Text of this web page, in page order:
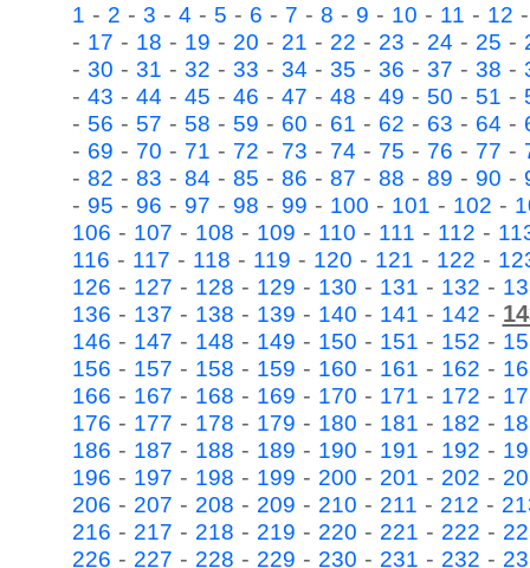
1 - 2 - 3 - 4 - 5 - 6 - 7 - 8 - 9 - 10 - 11 - 12
- 17 - 18 - 19 - 20 - 21 - 22 - 23 - 24 - 25 -
- 30 - 31 - 32 - 33 - 34 - 35 - 36 - 37 - 38 -
- 43 - 44 - 45 - 46 - 47 - 48 - 49 - 50 - 51 -
- 56 - 57 - 58 - 59 - 60 - 61 - 62 - 63 - 64 -
- 69 - 70 - 71 - 72 - 73 - 74 - 75 - 76 - 77 -
- 82 - 83 - 84 - 85 - 86 - 87 - 88 - 89 - 90 -
- 95 - 96 - 97 - 98 - 99 - 100 - 101 - 102 -
106 - 107 - 108 - 109 - 110 - 111 - 112 -
116 - 117 - 118 - 119 - 120 - 121 - 122 -
126 - 127 - 128 - 129 - 130 - 131 - 132 -
136 - 137 - 138 - 139 - 140 - 141 - 142 -
146 - 147 - 148 - 149 - 150 - 151 - 152 -
156 - 157 - 158 - 159 - 160 - 161 - 162 -
166 - 167 - 168 - 169 - 170 - 171 - 172 -
176 - 177 - 178 - 179 - 180 - 181 - 182 -
186 - 187 - 188 - 189 - 190 - 191 - 192 -
196 - 197 - 198 - 199 - 200 - 201 - 202 -
206 - 207 - 208 - 209 - 210 - 211 - 212 -
216 - 217 - 218 - 219 - 220 - 221 - 222 -
226 - 227 - 228 - 229 - 230 - 231 - 232 -